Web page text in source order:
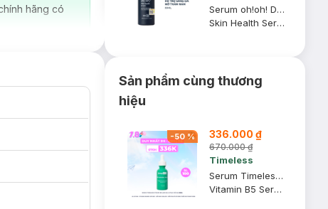
hãng có
Serum oh!oh! Dưỡng Sáng Da, Giảm Thâm Nám 30ml
Skin Health Serum (with 20% Niacinamide & 2% Acetyl Glucosamine)
Sản phẩm cùng thương
hiệu
-50% 336.000 ₫
670.000 ₫
Timeless
Serum Timeless Vitamin B5 Làm Dịu & Phục Hồi Da 30ml
Vitamin B5 Serum